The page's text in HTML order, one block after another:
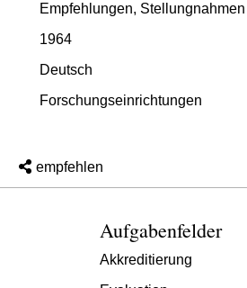
Empfehlungen,
1964
Deutsch
Forschungseinrichtungen
empfehlen
Aufgabenfelder
Akkreditierung